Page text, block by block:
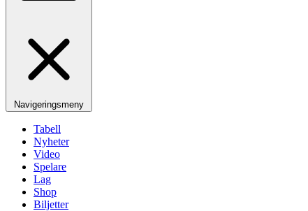
Navigeringsmeny
Tabell
Nyheter
Video
Spelare
Lag
Shop
Biljetter